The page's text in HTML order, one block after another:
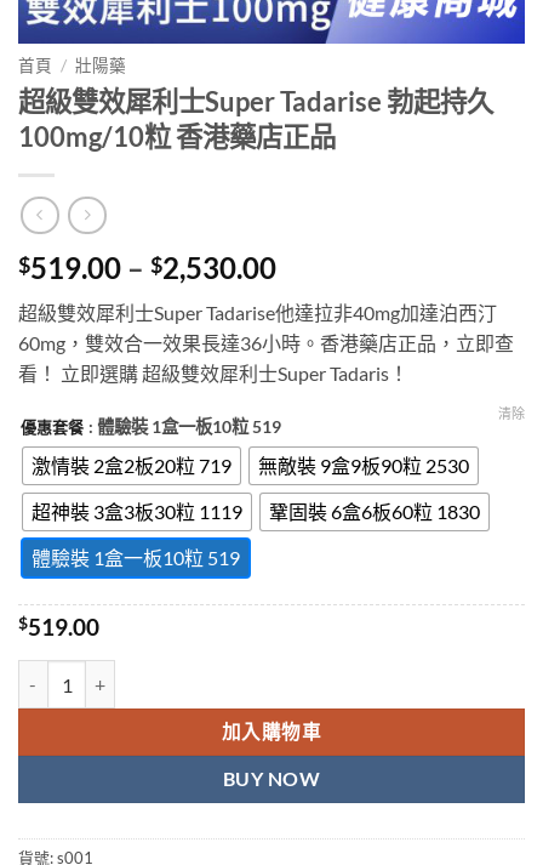
首頁 / 壯陽藥
超級雙效犀利士Super Tadarise 勃起持久
100mg/10粒 香港藥店正品
$519.00 – $2,530.00Price
range:
$519.00
through
$2,530.00
超級雙效犀利士Super Tadarise他達拉非40mg加達泊西汀
60mg，雙效合一效果長達36小時。香港藥店正品，立即查
看！ 立即選購 超級雙效犀利士Super Tadaris！
優惠套餐 : 體驗裝 1盒一板10粒 519
激情裝 2盒2板20粒 719
無敵裝 9盒9板90粒 2530
超神裝 3盒3板30粒 1119
鞏固裝 6盒6板60粒 1830
體驗裝 1盒一板10粒 519
清除
$519.00
加入購物車
BUY NOW
貨號:s001